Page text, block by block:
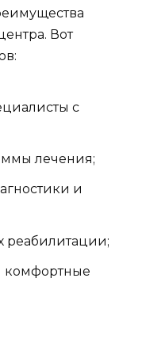
Вот
с
лечения;
и
реабилитации;
комфортные